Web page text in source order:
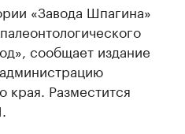
«Завода Шпагина»
сообщает издание
края. Разместится